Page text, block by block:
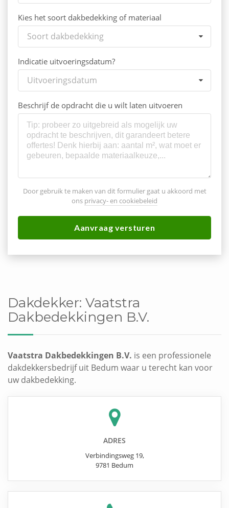
Kies het soort dakbedekking of materiaal
Soort dakbedekking
Indicatie uitvoeringsdatum?
Uitvoeringsdatum
Beschrijf de opdracht die u wilt laten uitvoeren
Door gebruik te maken van dit formulier gaat u akkoord met
ons privacy- en cookiebeleid
Aanvraag versturen
Dakdekker: Vaatstra
Dakbedekkingen B.V.
Vaatstra Dakbedekkingen B.V. is een professionele
dakdekkersbedrijf uit Bedum waar u terecht kan voor
uw dakbedekking.
ADRES
Verbindingsweg 19,
9781 Bedum